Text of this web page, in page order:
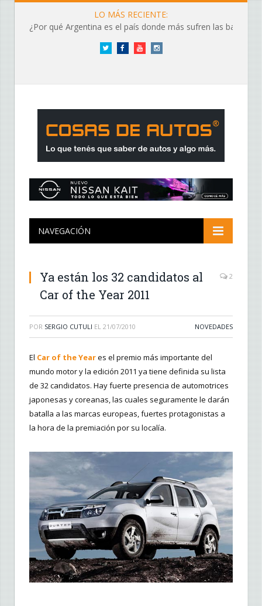
LO MÁS RECIENTE:
¿Por qué Argentina es el país donde más sufren las baterías?
Twitter FacebookYouTubeInstagram
NAVEGACIÓN
Ya están los 32 candidatos al
Car of the Year 2011
2
POR SERGIO CUTULI EL 21/07/2010 NOVEDADES
El Car of the Yeares el premio más importante del
mundo motor y la edición 2011 ya tiene definida su lista
de 32 candidatos. Hay fuerte presencia de automotrices
japonesas y coreanas, las cuales seguramente le darán
batalla a las marcas europeas, fuertes protagonistas a
la hora de la premiación por su localía.